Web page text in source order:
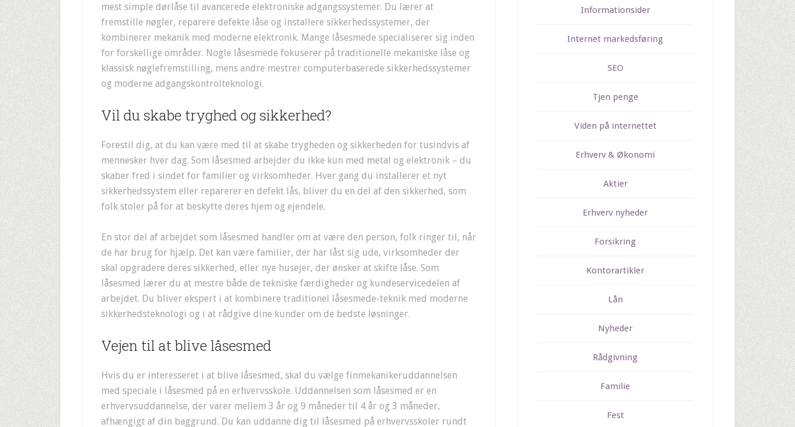
mest simple dørlåse til avancerede elektroniske adgangssystemer. Du lærer at
fremstille nøgler, reparere defekte låse og installere sikkerhedssystemer, der
kombinerer mekanik med moderne elektronik. Mange låsesmede specialiserer sig inden
for forskellige områder. Nogle låsesmede fokuserer på traditionelle mekaniske låse og
klassisk nøglefremstilling, mens andre mestrer computerbaserede sikkerhedssystemer
og moderne adgangskontrolteknologi.
Vil du skabe tryghed og sikkerhed?
Forestil dig, at du kan være med til at skabe trygheden og sikkerheden for tusindvis af
mennesker hver dag. Som låsesmed arbejder du ikke kun med metal og elektronik – du
skaber fred i sindet for familier og virksomheder. Hver gang du installerer et nyt
sikkerhedssystem eller reparerer en defekt lås, bliver du en del af den sikkerhed, som
folk stoler på for at beskytte deres hjem og ejendele.
En stor del af arbejdet som låsesmed handler om at være den person, folk ringer til, når
de har brug for hjælp. Det kan være familier, der har låst sig ude, virksomheder der
skal opgradere deres sikkerhed, eller nye husejer, der ønsker at skifte låse. Som
låsesmed lærer du at mestre både de tekniske færdigheder og kundeservicedelen af
arbejdet. Du bliver ekspert i at kombinere traditionel låsesmede-teknik med moderne
sikkerhedsteknologi og i at rådgive dine kunder om de bedste løsninger.
Vejen til at blive låsesmed
Hvis du er interesseret i at blive låsesmed, skal du vælge finmekanikeruddannelsen
med speciale i låsesmed på en erhvervsskole. Uddannelsen som låsesmed er en
erhvervsuddannelse, der varer mellem 3 år og 9 måneder til 4 år og 3 måneder,
afhængigt af din baggrund. Du kan uddanne dig til låsesmed på erhvervsskoler rundt
Informationsider
Internet markedsføring
SEO
Tjen penge
Viden på internettet
Erhverv & Økonomi
Aktier
Erhverv nyheder
Forsikring
Kontorartikler
Lån
Nyheder
Rådgivning
Familie
Fest